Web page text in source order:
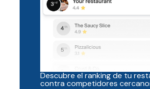
Descubre el ranking de tu
contra competidores